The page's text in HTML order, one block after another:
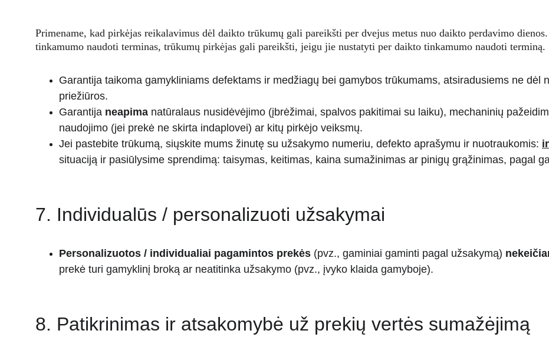
Primename, kad pirkėjas reikalavimus dėl daikto trūkumų gali pareikšti per dvejus metus nuo daikto perdavimo
tinkamumo naudoti terminas, trūkumų pirkėjas gali pareikšti, jeigu jie nustatyti per daikto tinkamumo naudoti terminą.
Garantija taikoma gamykliniams defektams ir medžiagų bei gamybos trūkumams, atsiradusiems ne dėl
priežiūros.
Garantija neapima natūralaus nusidėvėjimo (įbrėžimai, spalvos pakitimai su laiku), mechaninių
naudojimo (jei prekė ne skirta indaplovei) ar kitų pirkėjo veiksmų.
Jei pastebite trūkumą, siųskite mums žinutę su užsakymo numeriu, defekto aprašymu ir nuotraukomis:
situaciją ir pasiūlysime sprendimą: taisymas, keitimas, kaina sumažinimas ar pinigų grąžinimas, pagal
7. Individualūs / personalizuoti užsakymai
Personalizuotos / individualiai pagamintos prekės (pvz., gaminiai gaminti pagal užsakymą)
prekė turi gamyklinį broką ar neatitinka užsakymo (pvz., įvyko klaida gamyboje).
8. Patikrinimas ir atsakomybė už prekių vertės sumažėjimą